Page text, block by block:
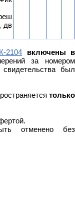
дв
2104
включены в
за номером
был
только
отменено без